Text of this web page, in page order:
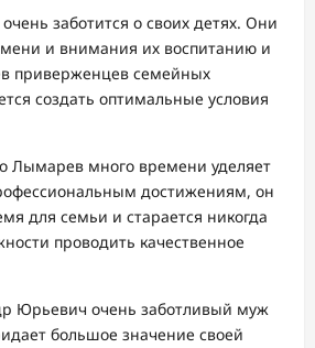
заботится о своих детях. Они
и внимания их воспитанию и
приверженцев семейных
создать оптимальные условия
Лымарев много времени уделяет
достижениям, он
для семьи и старается никогда
проводить качественное
Юрьевич очень заботливый муж
большое значение своей